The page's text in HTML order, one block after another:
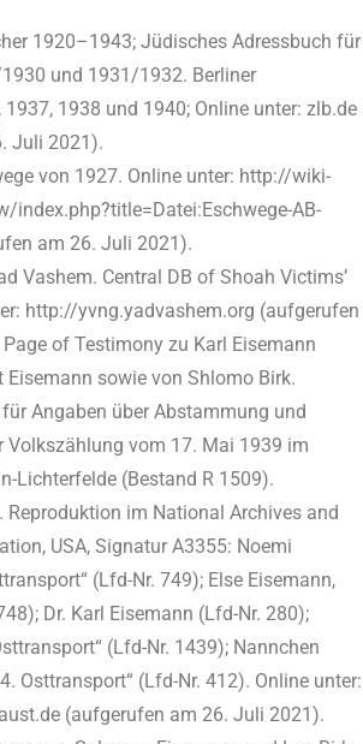
1920–1943; Jüdisches Adressbuch für
und 1931/1932. Berliner
1938 und 1940; Online unter: zlb.de
Juli 2021).
von 1927. Online unter: http://wiki-
index.php?title=Datei:Eschwege-AB-
am 26. Juli 2021).
Vashem. Central DB of Shoah Victims’
http://yvng.yadvashem.org (aufgerufen
of Testimony zu Karl Eisemann
Eisemann sowie von Shlomo Birk.
Angaben über Abstammung und
Volkszählung vom 17. Mai 1939 im
Lichterfelde (Bestand R 1509).
Reproduktion im National Archives and
USA, Signatur A3355: Noemi
(Lfd-Nr. 749); Else Eisemann,
Dr. Karl Eisemann (Lfd-Nr. 280);
(Lfd-Nr. 1439); Nannchen
Osttransport“ (Lfd-Nr. 412). Online unter:
(aufgerufen am 26. Juli 2021).